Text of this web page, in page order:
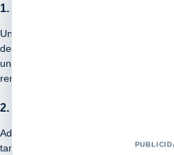
1. Bajo en calorías
Una de las principales ventajas de la
de Shelo Nabel es su bajo contenido
una excelente opción para quienes
renunciar al placer de un batido
2. Alto contenido de proteínas
Además de ser baja en calorías, la
también es rica en proteínas. Las